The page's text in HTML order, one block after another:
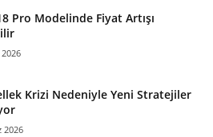
Pro Modelinde Fiyat Artışı
Krizi Nedeniyle Yeni Stratejiler
2026